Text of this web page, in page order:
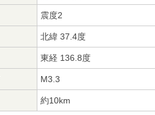
震度2
北緯 37.4度
東経 136.8度
M3.3
約10km